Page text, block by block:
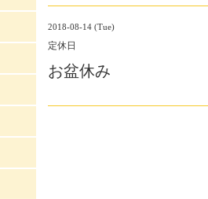
2018-08-14 (Tue)
定休日
お盆休み